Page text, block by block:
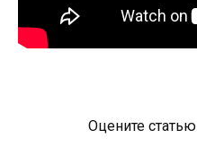
Оцените статью